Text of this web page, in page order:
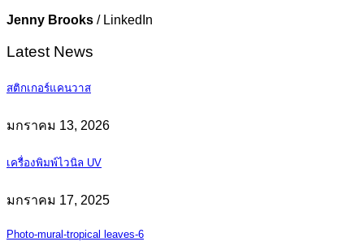
Jenny Brooks / LinkedIn
Latest News
สติกเกอร์แคนวาส
มกราคม 13, 2026
เครื่องพิมพ์ไวนิล UV
มกราคม 17, 2025
Photo-mural-tropical leaves-6